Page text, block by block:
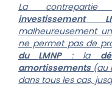
La
investissement
malheureusement
ne permet pas de
du LMNP : la
amortissements(au
dans tous les cas,